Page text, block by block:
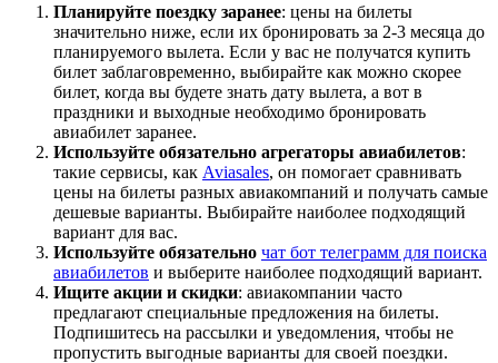
Планируйте поездку заранее: цены на билеты
значительно ниже, если их бронировать за 2-3 месяца до
планируемого вылета. Если у вас не получатся купить
билет заблаговременно, выбирайте как можно скорее
билет, когда вы будете знать дату вылета, а вот в
праздники и выходные необходимо бронировать
авиабилет заранее.
Используйте обязательно агрегаторы авиабилетов:
такие сервисы, как Aviasales, он помогает сравнивать
цены на билеты разных авиакомпаний и получать самые
дешевые варианты. Выбирайте наиболее подходящий
вариант для вас.
Используйте обязательно чат бот телеграмм для поиска
авиабилетов и выберите наиболее подходящий вариант.
Ищите акции и скидки: авиакомпании часто
предлагают специальные предложения на билеты.
Подпишитесь на рассылки и уведомления, чтобы не
пропустить выгодные варианты для своей поездки.